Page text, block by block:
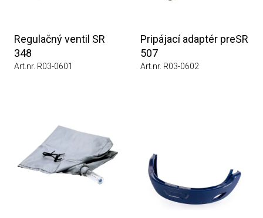
Regulačný ventil SR
348
Art.nr. R03-0601
Pripájací adaptér preSR
507
Art.nr. R03-0602